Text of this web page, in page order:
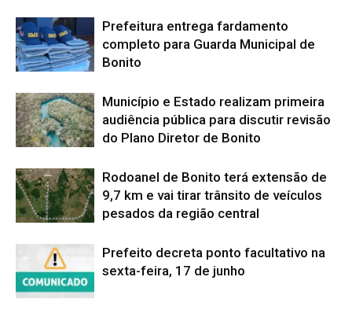
Prefeitura entrega fardamento
completo para Guarda Municipal de
Bonito
Município e Estado realizam primeira
audiência pública para discutir revisão
do Plano Diretor de Bonito
Rodoanel de Bonito terá extensão de
9,7 km e vai tirar trânsito de veículos
pesados da região central
Prefeito decreta ponto facultativo na
sexta-feira, 17 de junho